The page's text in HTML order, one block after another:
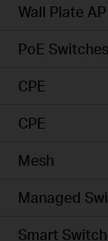
Wall Plate AP
PoE Switches
CPE
CPE
Mesh
Managed
Smart